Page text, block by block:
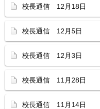
校長通信 12月18日
校長通信 12月5日
校長通信 12月3日
校長通信 11月28日
校長通信 11月14日